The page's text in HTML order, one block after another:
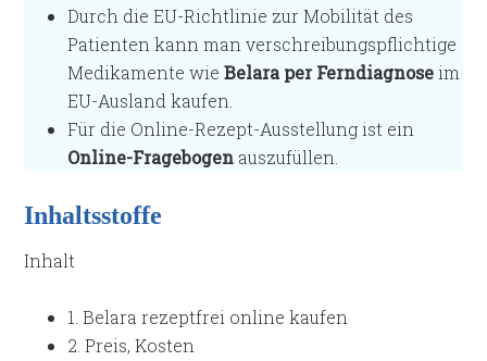
Durch die EU-Richtlinie zur Mobilität des
Patienten kann man verschreibungspflichtige
Medikamente wieBelara per Ferndiagnoseim
EU-Ausland kaufen.
Für die Online-Rezept-Ausstellung ist ein
Online-Fragebogen auszufüllen.
Inhaltsstoffe
Inhalt
1. Belara rezeptfrei online kaufen
2. Preis, Kosten